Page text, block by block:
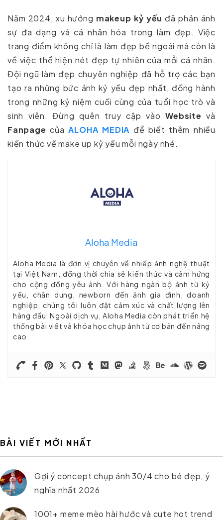
Năm 2024, xu hướng makeup kỷ yếu đã phản ánh
sự đa dạng và cá nhân hóa trong làm đẹp. Việc
trang điểm không chỉ là làm đẹp bề ngoài mà còn là
về việc thể hiện nét đẹp tự nhiên của mỗi cá nhân.
Đội ngũ làm đẹp chuyên nghiệp đã hỗ trợ các bạn
tạo ra những bức ảnh kỷ yếu đẹp nhất, đồng hành
trong những kỷ niệm cuối cùng của tuổi học trò và
sinh viên. Đừng quên truy cập vàoWebsitevà
FanpagecủaALOHA MEDIA để biết thêm nhiều
kiến thức về make up kỷ yếu mỗi ngày nhé.
Aloha Media
Aloha Media là đơn vị chuyên về nhiếp ảnh nghệ thuật
tại Việt Nam, đồng thời chia sẻ kiến thức và cảm hứng
cho cộng đồng yêu ảnh. Với hàng ngàn bộ ảnh từ kỷ
yếu, chân dung, newborn đến ảnh gia đình, doanh
nghiệp, chúng tôi luôn đặt cảm xúc và chất lượng lên
hàng đầu. Ngoài dịch vụ, Aloha Media còn phát triển hệ
thống bài viết và khóa học chụp ảnh từ cơ bản đến nâng
cao.
BÀI VIẾT MỚI NHẤT
Gợi ý concept chụp ảnh 30/4 cho bé đẹp, ý
nghĩa nhất 2026
1001+ meme mèo hài hước và cute hot trend